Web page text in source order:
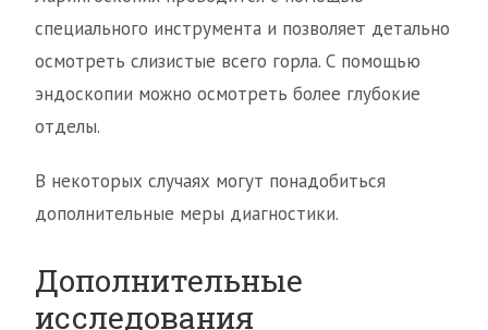
специального инструмента и позволяет детально
осмотреть слизистые всего горла. С помощью
эндоскопии можно осмотреть более глубокие
отделы.
В некоторых случаях могут понадобиться
дополнительные меры диагностики.
Дополнительные
исследования